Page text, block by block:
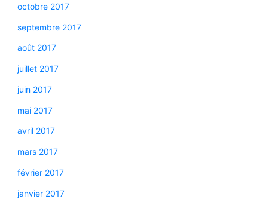
octobre 2017
septembre 2017
août 2017
juillet 2017
juin 2017
mai 2017
avril 2017
mars 2017
février 2017
janvier 2017